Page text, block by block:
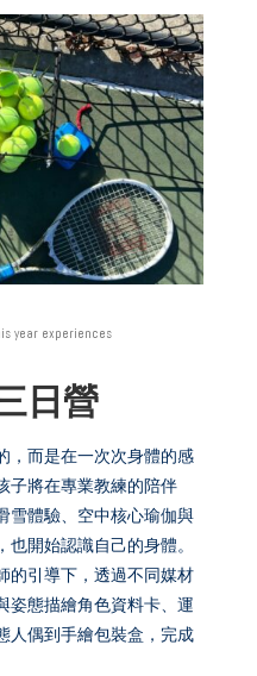
year experiences
日營
，而是在一次次身體的感
子將在專業教練的陪伴
雪體驗、空中核心瑜伽與
開始認識自己的身體。
的引導下，透過不同媒材
姿態描繪角色資料卡、運
人偶到手繪包裝盒，完成